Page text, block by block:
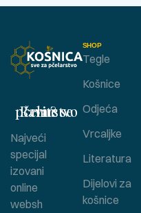
SHOP
Tegle
Košnice
Odjeća
Vrcaljke
Literatura
Dijelovi za
košnice
Bavite se pčelarstvom ?
Najveći
specijal
izovani
online
websh